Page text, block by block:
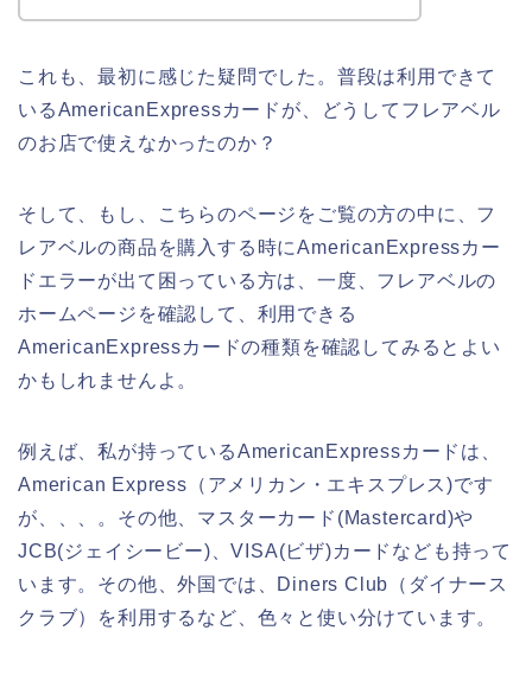
これも、最初に感じた疑問でした。普段は利用できて
いるAmericanExpressカードが、どうしてフレアベル
のお店で使えなかったのか？
そして、もし、こちらのページをご覧の方の中に、フ
レアベルの商品を購入する時にAmericanExpressカー
ドエラーが出て困っている方は、一度、フレアベルの
ホームページを確認して、利用できる
AmericanExpressカードの種類を確認してみるとよい
かもしれませんよ。
例えば、私が持っているAmericanExpressカードは、
American Express（アメリカン・エキスプレス)です
が、、、。その他、マスターカード(Mastercard)や
JCB(ジェイシービー)、VISA(ビザ)カードなども持って
います。その他、外国では、Diners Club（ダイナース
クラブ）を利用するなど、色々と使い分けています。